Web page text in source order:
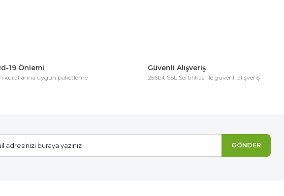
19 Önlemi
kurallarına uygun paketleme
Güvenli Alışveriş
256bit SSL Sertifikası ile güvenli alışveriş
GÖNDER